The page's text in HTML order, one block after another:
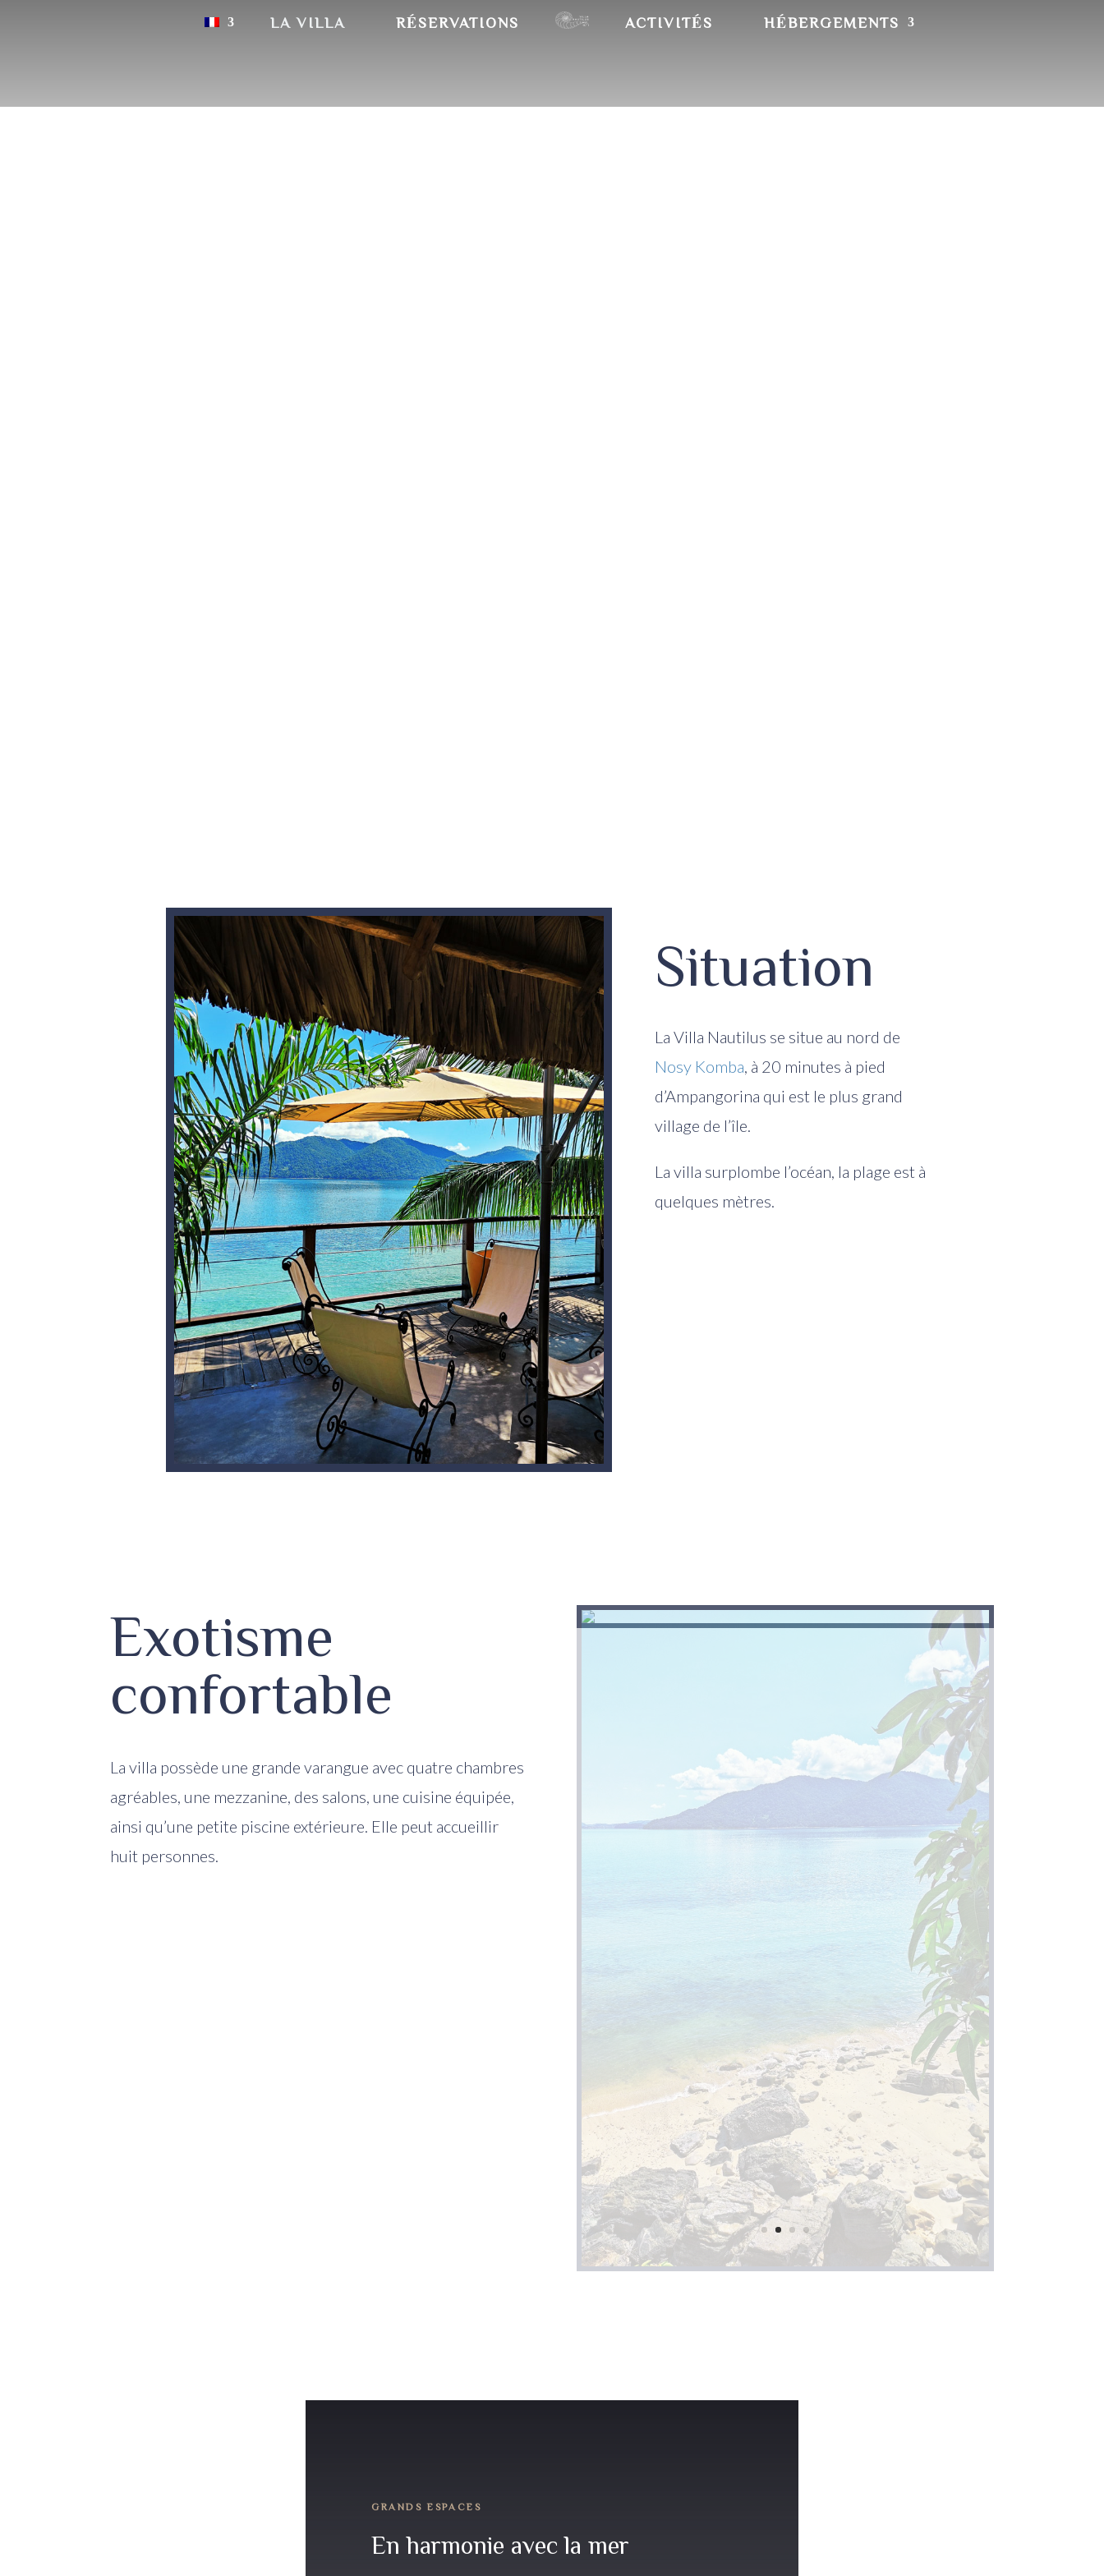
LA VILLA RÉSERVATIONS ACTIVITÉS HÉBERGEMENTS
Situation
La Villa Nautilus se situe au nord de
Nosy Komba, à 20 minutes à pied
d’Ampangorina qui est le plus grand
village de l’île.
La villa surplombe l’océan, la plage est à
quelques mètres.
Exotisme
confortable
La villa possède une grande varangue avec quatre chambres
agréables, une mezzanine, des salons, une cuisine équipée,
ainsi qu’une petite piscine extérieure. Elle peut accueillir
huit personnes.
En harmonie avec la mer
Une décoration élégante sur le thème de l’océan et